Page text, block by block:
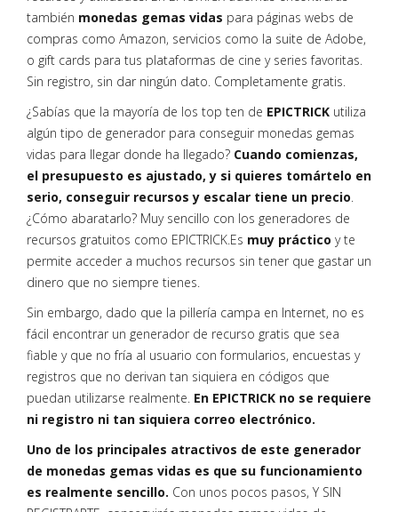
también monedas gemas vidas para páginas webs de
compras como Amazon, servicios como la suite de Adobe,
o gift cards para tus plataformas de cine y series favoritas.
Sin registro, sin dar ningún dato. Completamente gratis.
¿Sabías que la mayoría de los top ten de EPICTRICK utiliza
algún tipo de generador para conseguir monedas gemas
vidas para llegar donde ha llegado? Cuando comienzas,
el presupuesto es ajustado, y si quieres tomártelo en
serio, conseguir recursos y escalar tiene un precio.
¿Cómo abaratarlo? Muy sencillo con los generadores de
recursos gratuitos como EPICTRICK.Es muy práctico y te
permite acceder a muchos recursos sin tener que gastar un
dinero que no siempre tienes.
Sin embargo, dado que la pillería campa en Internet, no es
fácil encontrar un generador de recurso gratis que sea
fiable y que no fría al usuario con formularios, encuestas y
registros que no derivan tan siquiera en códigos que
puedan utilizarse realmente. En EPICTRICK no se requiere
ni registro ni tan siquiera correo electrónico.
Uno de los principales atractivos de este generador
de monedas gemas vidas es que su funcionamiento
es realmente sencillo. Con unos pocos pasos, Y SIN